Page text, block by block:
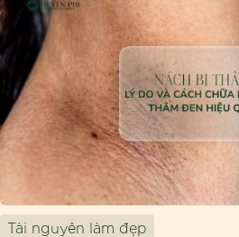
Tài nguyên làm đẹp